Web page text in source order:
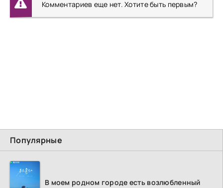
Популярные
В моем родном городе есть возлюбленный
Комментариев еще нет. Хотите быть первым?